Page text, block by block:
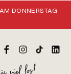
DONNERSTAG